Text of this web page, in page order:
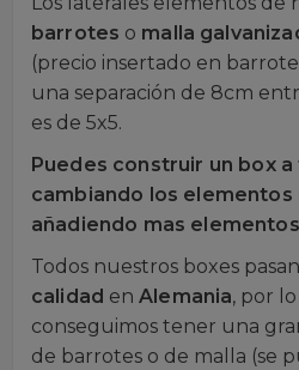
barrotes o malla
(precio insertado en
una separación de 8cm
es de 5x5.
Puedes construir un box
cambiando los elementos
añadiendo mas
Todos nuestros boxes
calidad enAlemania, por
conseguimos tener una
de barrotes o de malla (se